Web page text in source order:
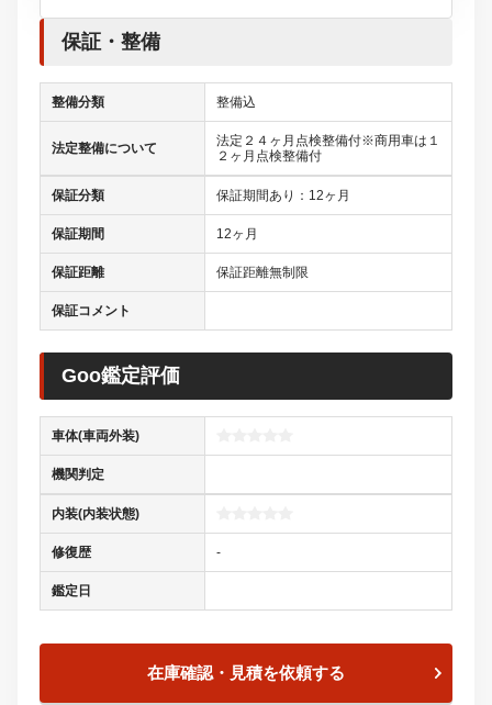
保証・整備
整備分類 整備込
法定整備について
法定２４ヶ月点検整備付※商用車は１
２ヶ月点検整備付
保証分類 保証期間あり：12ヶ月
保証期間 12ヶ月
保証距離 保証距離無制限
保証コメント
Goo鑑定評価
車体(車両外装)
機関判定
内装(内装状態)
修復歴 -
鑑定日
在庫確認・見積を依頼する